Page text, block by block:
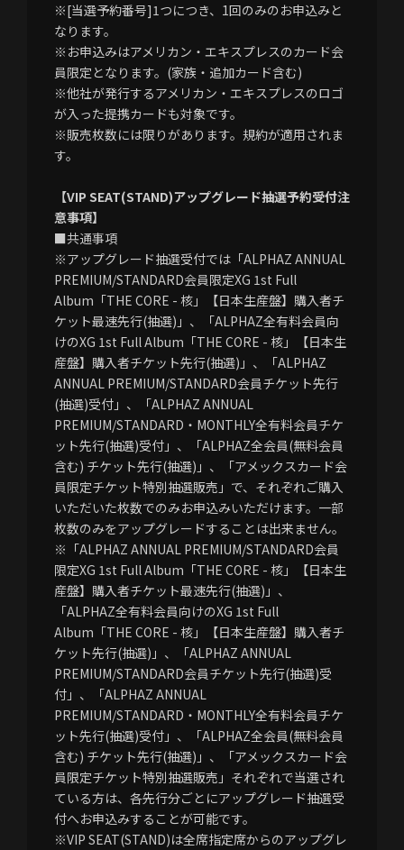
※[当選予約番号]1つにつき、1回のみのお申込みと
なります。
※お申込みはアメリカン・エキスプレスのカード会
員限定となります。(家族・追加カード含む)
※他社が発行するアメリカン・エキスプレスのロゴ
が入った提携カードも対象です。
※販売枚数には限りがあります。規約が適用されま
す。
【VIP SEAT(STAND)アップグレード抽選予約受付注
意事項】
■共通事項
※アップグレード抽選受付では「ALPHAZ ANNUAL
PREMIUM/STANDARD会員限定XG 1st Full
Album「THE CORE - 核」【日本生産盤】購入者チ
ケット最速先行(抽選)」、「ALPHAZ全有料会員向
けのXG 1st Full Album「THE CORE - 核」【日本生
産盤】購入者チケット先行(抽選)」、「ALPHAZ
ANNUAL PREMIUM/STANDARD会員チケット先行
(抽選)受付」、「ALPHAZ ANNUAL
PREMIUM/STANDARD・MONTHLY全有料会員チケ
ット先行(抽選)受付」、「ALPHAZ全会員(無料会員
含む) チケット先行(抽選)」、「アメックスカード会
員限定チケット特別抽選販売」で、それぞれご購入
いただいた枚数でのみお申込みいただけます。一部
枚数のみをアップグレードすることは出来ません。
※「ALPHAZ ANNUAL PREMIUM/STANDARD会員
限定XG 1st Full Album「THE CORE - 核」【日本生
産盤】購入者チケット最速先行(抽選)」、
「ALPHAZ全有料会員向けのXG 1st Full
Album「THE CORE - 核」【日本生産盤】購入者チ
ケット先行(抽選)」、「ALPHAZ ANNUAL
PREMIUM/STANDARD会員チケット先行(抽選)受
付」、「ALPHAZ ANNUAL
PREMIUM/STANDARD・MONTHLY全有料会員チケ
ット先行(抽選)受付」、「ALPHAZ全会員(無料会員
含む) チケット先行(抽選)」、「アメックスカード会
員限定チケット特別抽選販売」それぞれで当選され
ている方は、各先行分ごとにアップグレード抽選受
付へお申込みすることが可能です。
※VIP SEAT(STAND)は全席指定席からのアップグレ